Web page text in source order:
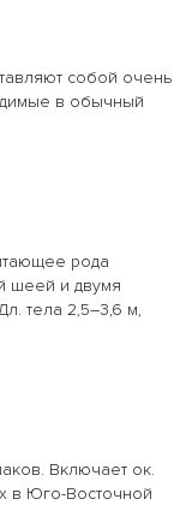
собой очень
в обычный
рода
шеей и двумя
тела 2,5–3,6 м,
Включает ок.
в Юго-Восточной